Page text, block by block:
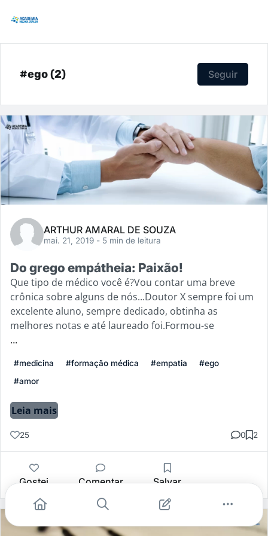
#ego (2) Seguir
ARTHUR AMARAL DE SOUZA
mai. 21, 2019 - 5 min de leitura
Do grego empátheia: Paixão!
Que tipo de médico você é?Vou contar uma breve
crônica sobre alguns de nós...Doutor X sempre foi um
excelente aluno, sempre dedicado, obtinha as
melhores notas e até laureado foi.Formou-se
...
#medicina #formação médica #empatia
#ego
#amor
Leia mais
25 0 2
Gostei Comentar Salvar